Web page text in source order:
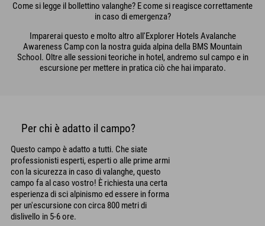
Come si legge il bollettino valanghe? E come si reagisce correttamente
in caso di emergenza?
Imparerai questo e molto altro all'Explorer Hotels Avalanche
Awareness Camp con la nostra guida alpina della BMS Mountain
School. Oltre alle sessioni teoriche in hotel, andremo sul campo e in
escursione per mettere in pratica ciò che hai imparato.
Per chi è adatto il campo?
Questo campo è adatto a tutti. Che siate
professionisti esperti, esperti o alle prime armi
con la sicurezza in caso di valanghe, questo
campo fa al caso vostro! È richiesta una certa
esperienza di sci alpinismo ed essere in forma
per un'escursione con circa 800 metri di
dislivello in 5-6 ore.